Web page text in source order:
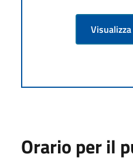
Orario per il